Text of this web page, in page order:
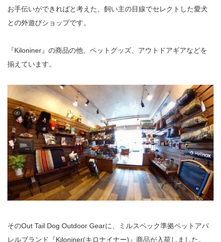
お手伝いができればと考えた、飼い主の目線でセレクトした愛犬
との外遊びショップです。
『Kiloniner』の商品の他、ペットグッズ、アウトドアギアなどを
揃えています。
そのOut Tail Dog Outdoor Gearに、ミルスペック準拠ペットアパ
レルブランド『Kiloniner(キロナイナー)』商品が入荷しました。